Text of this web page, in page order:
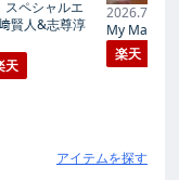
ペシャルエ
賢人&志尊淳
天
2026.7.27
My Magic
楽天
アイテムを探す